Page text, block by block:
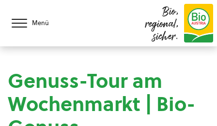
Menü
Bio,
regional,
sicher.
Genuss-Tour am
Wochenmarkt | Bio-